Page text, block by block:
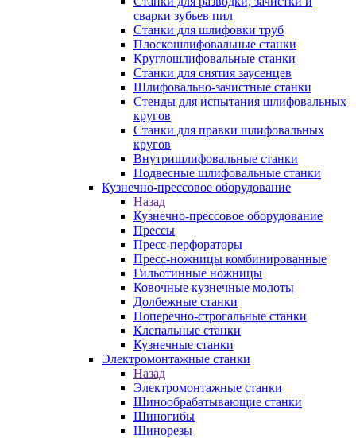
сварки зубьев пил
Станки для шлифовки труб
Плоскошлифовальные станки
Круглошлифовальные станки
Станки для снятия заусенцев
Шлифовально-зачистные станки
Стенды для испытания шлифовальных
кругов
Станки для правки шлифовальных
кругов
Внутришлифовальные станки
Подвесные шлифовальные станки
Кузнечно-прессовое оборудование
Назад
Кузнечно-прессовое оборудование
Прессы
Пресс-перфораторы
Пресс-ножницы комбинированные
Гильотинные ножницы
Ковочные кузнечные молоты
Долбежные станки
Поперечно-строгальные станки
Клепальные станки
Кузнечные станки
Электромонтажные станки
Назад
Электромонтажные станки
Шинообрабатывающие станки
Шиногибы
Шинорезы